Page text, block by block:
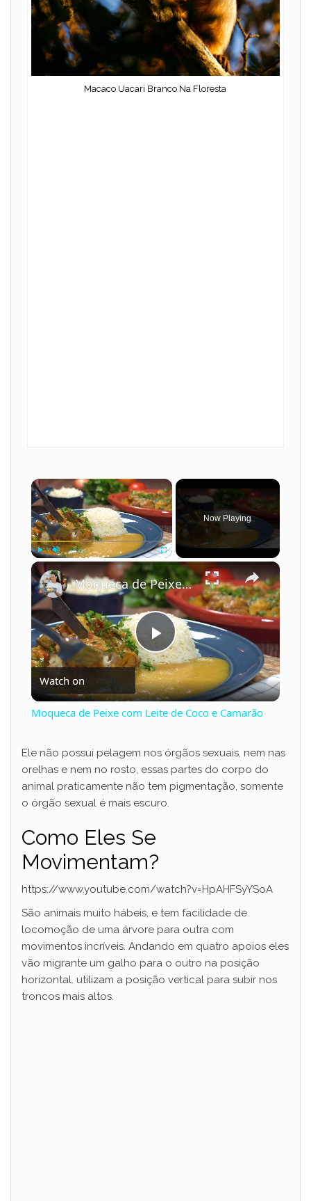
Macaco Uacari Branco Na Floresta
×
Fullscreen
Now Playing
×
P
l
y
i
d
e
o
Moqueca de Peixe com Leite de Coco e Camarão
Watch on
Moqueca de Peixe com Leite de Coco e Camarão
Ele não possui pelagem nos órgãos sexuais, nem nas
orelhas e nem no rosto, essas partes do corpo do
animal praticamente não tem pigmentação, somente
o órgão sexual é mais escuro.
Como Eles Se
Movimentam?
https://www.youtube.com/watch?v=HpAHFSyYSoA
São animais muito hábeis, e tem facilidade de
locomoção de uma árvore para outra com
movimentos incríveis. Andando em quatro apoios eles
vão migrante um galho para o outro na posição
horizontal. utilizam a posição vertical para subir nos
troncos mais altos.